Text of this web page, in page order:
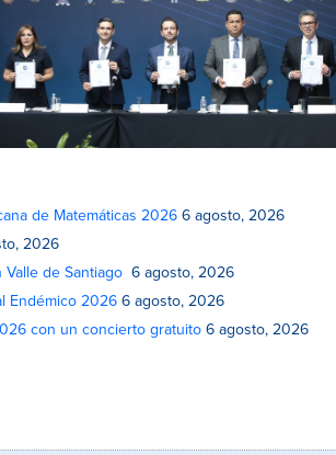
de Matemáticas 2026 6 agosto, 2026
2026
de Santiago 6 agosto, 2026
Endémico 2026 6 agosto, 2026
con un concierto gratuito 6 agosto, 2026